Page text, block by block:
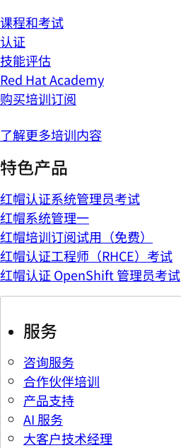
课程和考试
认证
技能评估
Red Hat Academy
购买培训订阅
了解更多培训内容
特色产品
红帽认证系统管理员考试
红帽系统管理一
红帽培训订阅试用（免费）
红帽认证工程师（RHCE）考试
红帽认证 OpenShift 管理员考试
服务
咨询服务
合作伙伴培训
产品支持
AI 服务
大客户技术经理